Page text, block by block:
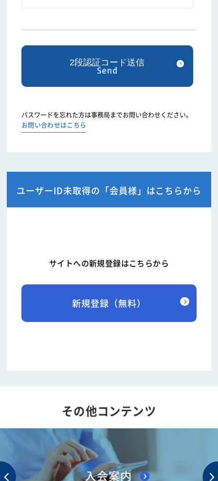
パスワードを忘れた方は事務局までお問い合わせください。
お問い合わせはこちら
ユーザーID未取得の「会員様」はこちらから
サイトへの新規登録はこちらから
新規登録（無料）
その他コンテンツ